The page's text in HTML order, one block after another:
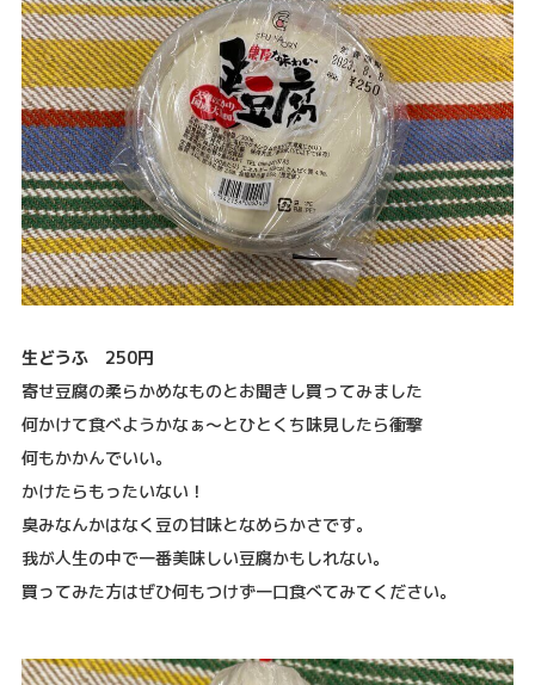
生どうふ 250円
寄せ豆腐の柔らかめなものとお聞きし買ってみました
何かけて食べようかなぁ〜とひとくち味見したら衝撃
何もかかんでいい。
かけたらもったいない！
臭みなんかはなく豆の甘味となめらかさです。
我が人生の中で一番美味しい豆腐かもしれない。
買ってみた方はぜひ何もつけず一口食べてみてください。